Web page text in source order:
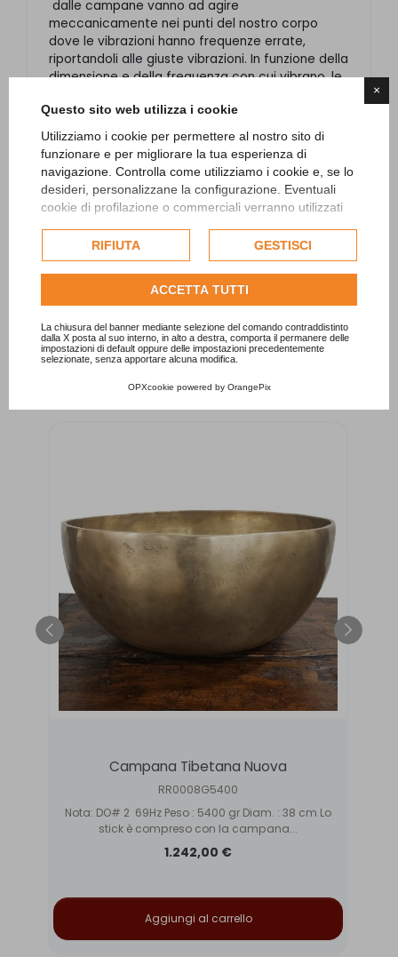
×
Questo sito web utilizza i cookie
Utilizziamo i cookie per permettere al nostro sito di
funzionare e per migliorare la tua esperienza di
navigazione. Controlla come utilizziamo i cookie e, se lo
desideri, personalizzane la configurazione. Eventuali
cookie di profilazione o commerciali verranno utilizzati
dell'utente e, se consentito, potrebbero essere utilizzati
per personalizzare gli annunci pubblicitari. Per ulteriori
informazioni su come Google utilizza i dati raccolti,
politica sulla privacy di Google
Consulta l'informativa cookie completa.
RIFIUTA GESTISCI
ACCETTA TUTTI
La chiusura del banner mediante selezione del comando contraddistinto
dalla X posta al suo interno, in alto a destra, comporta il permanere delle
impostazioni di default oppure delle impostazioni precedentemente
selezionate, senza apportare alcuna modifica.
OPXcookie powered by OrangePix
dalle campane vanno ad agire
meccanicamente nei punti del nostro corpo
dove le vibrazioni hanno frequenze errate,
riportandoli alle giuste vibrazioni. In funzione della
dimensione e della frequenza con cui vibrano, le
fisica del nostro corpo (dalla vita in giù) -
campane di grandi dimensioni, nella parte
emotiva (dalla vita al collo) campane di medie
dimensioni e nella parte cognitiva (testa)
campane medio piccole.
In ogni caso non esistono regole rigide per
l'utilizzo delle campane, la componente emotiva
è sempre dominante.
POTREBBERO INTERESSARTI
ANCHE
Campana Tibetana Nuova
RR0008G5400
Nota: DO# 2 69Hz Peso : 5400 gr Diam. : 38 cm Lo
stick è compreso con la campana...
1.242,00 €
Aggiungi al carrello